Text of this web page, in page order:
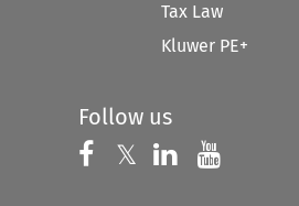
Tax Law
Kluwer PE+
Follow us
Follow us on
𝕏 Follow us on
Follow us